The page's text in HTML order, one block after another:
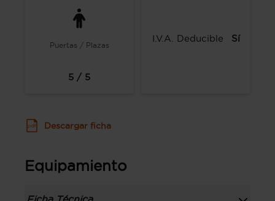
Puertas / Plazas
5 / 5
I.V.A. Deducible Sí
Descargar ficha
Equipamiento